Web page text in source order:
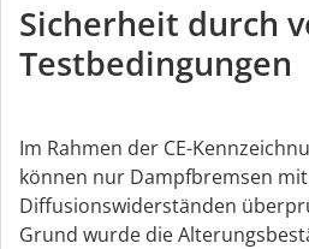
Sicherheit durch
Testbedingungen
Im Rahmen der CE-
können nur Dampfbremsen
Diffusionswiderständen
Grund wurde die